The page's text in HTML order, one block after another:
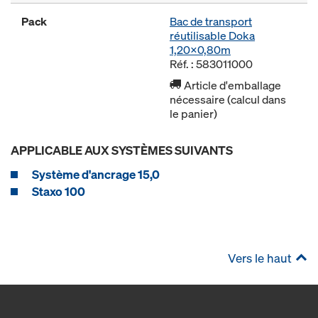
Pack
Bac de transport
réutilisable Doka
1,20x0,80m
Réf. : 583011000
Article d'emballage
nécessaire (calcul dans
le panier)
APPLICABLE AUX SYSTÈMES SUIVANTS
Système d'ancrage 15,0
Staxo 100
Vers le haut